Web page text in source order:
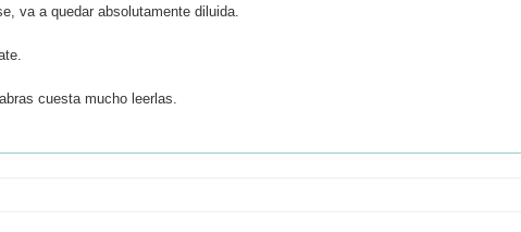
va a quedar absolutamente diluida.
cuesta mucho leerlas.